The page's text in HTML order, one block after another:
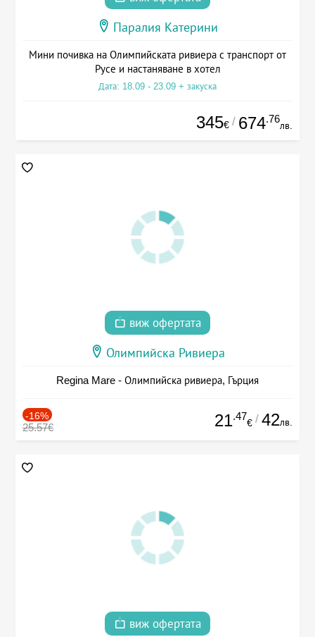
Паралия Катерини
Мини почивка на Олимпийската ривиера с транспорт от
Русе и настаняване в хотел
Дата: 18.09 - 23.09 + закуска
345€ / 674.76
лв.
виж офертата
Олимпийска Ривиера
Regina Mare - Олимпийска ривиера, Гърция
-16%
25.57€ 21.47
€ / 42лв.
виж офертата